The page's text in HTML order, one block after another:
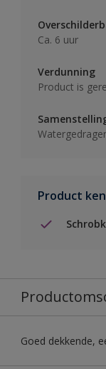
Ca. 6 uur
Verdunning
Product is
Product
Goed dekkende,